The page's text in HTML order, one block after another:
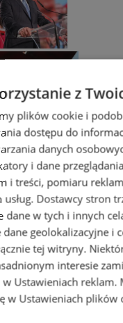
Rudzie
z
plików cookie i
dostępu do
danych
i dane
i treści, pomiaru
Dostawcy stron
dane w tych i innych
geolokalizacyjne i
tej witryny.
interesie
w Ustawieniach reklam.
w Ustawieniach plików